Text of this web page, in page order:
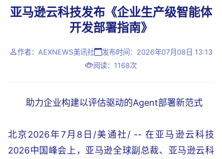
亚马逊云科技发布《企业生产级智能体
开发部署指南》
作者：AEXNEWS美讯社
发布时间：2026年07月08日 13:13
阅读：1168次
助力企业构建以评估驱动的Agent部署新范式
北京2026年7月8日/美通社/ -- 在亚马逊云科技
2026中国峰会上，亚马逊全球副总裁、亚马逊云科